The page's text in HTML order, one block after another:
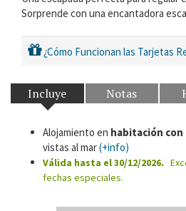
Sorprende con una encantadora
¿Cómo Funcionan las Tarjetas
Incluye Notas
Alojamiento en habitación
vistas al mar(+info)
Válida hasta el 30/12/2026.
fechas especiales.